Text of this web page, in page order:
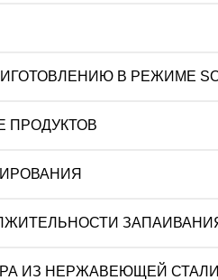
В РЕЖИМЕ
ПРОДУКТОВ
ИЗ НЕРЖАВЕЮЩЕЙ СТАЛИ